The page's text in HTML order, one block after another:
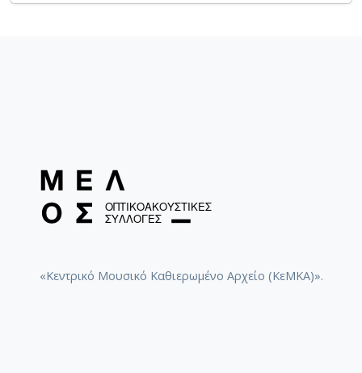
«Κεντρικό Μουσικό Καθιερωμένο Αρχείο (ΚεΜΚΑ)».